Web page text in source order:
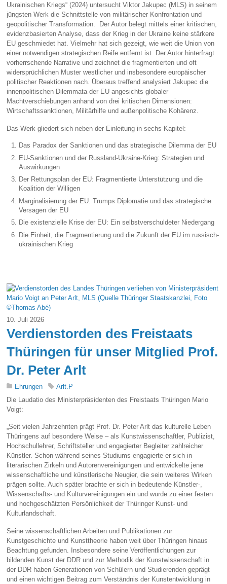
Ukrainischen Kriegs“ (2024) untersucht Viktor Jakupec (MLS) in seinem
jüngsten Werk die Schnittstelle von militärischer Konfrontation und
geopolitischer Transformation. Der Autor belegt mittels einer kritischen,
evidenzbasierten Analyse, dass der Krieg in der Ukraine keine stärkere
EU geschmiedet hat. Vielmehr hat sich gezeigt, wie weit die Union von
einer notwendigen strategischen Reife entfernt ist. Der Autor hinterfragt
vorherrschende Narrative und zeichnet die fragmentierten und oft
widersprüchlichen Muster westlicher und insbesondere europäischer
politischer Reaktionen nach. Überaus treffend analysiert Jakupec die
innenpolitischen Dilemmata der EU angesichts globaler
Machtverschiebungen anhand von drei kritischen Dimensionen:
Wirtschaftssanktionen, Militärhilfe und außenpolitische Kohärenz.
Das Werk gliedert sich neben der Einleitung in sechs Kapitel:
Das Paradox der Sanktionen und das strategische Dilemma der EU
EU-Sanktionen und der Russland-Ukraine-Krieg: Strategien und
Auswirkungen
Der Rettungsplan der EU: Fragmentierte Unterstützung und die
Koalition der Willigen
Marginalisierung der EU: Trumps Diplomatie und das strategische
Versagen der EU
Die existenzielle Krise der EU: Ein selbstverschuldeter Niedergang
Die Einheit, die Fragmentierung und die Zukunft der EU im russisch-
ukrainischen Krieg
10. Juli 2026
Verdienstorden des Freistaats
Thüringen für unser Mitglied Prof.
Dr. Peter Arlt
Ehrungen
Arlt.P
Die Laudatio des Ministerpräsidenten des Freistaats Thüringen Mario
Voigt:
„Seit vielen Jahrzehnten prägt Prof. Dr. Peter Arlt das kulturelle Leben
Thüringens auf besondere Weise – als Kunstwissenschaftler, Publizist,
Hochschullehrer, Schriftsteller und engagierter Begleiter zahlreicher
Künstler. Schon während seines Studiums engagierte er sich in
literarischen Zirkeln und Autorenvereinigungen und entwickelte jene
wissenschaftliche und künstlerische Neugier, die sein weiteres Wirken
prägen sollte. Auch später brachte er sich in bedeutende Künstler-,
Wissenschafts- und Kulturvereinigungen ein und wurde zu einer festen
und hochgeschätzten Persönlichkeit der Thüringer Kunst- und
Kulturlandschaft.
Seine wissenschaftlichen Arbeiten und Publikationen zur
Kunstgeschichte und Kunsttheorie haben weit über Thüringen hinaus
Beachtung gefunden. Insbesondere seine Veröffentlichungen zur
bildenden Kunst der DDR und zur Methodik der Kunstwissenschaft in
der DDR haben Generationen von Schülern und Studierenden geprägt
und einen wichtigen Beitrag zum Verständnis der Kunstentwicklung in